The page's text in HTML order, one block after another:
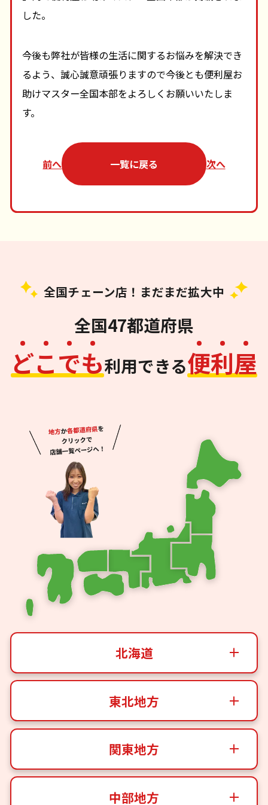
した。
今後も弊社が皆様の生活に関するお悩みを解決でき
るよう、誠心誠意頑張りますので今後とも便利屋お
助けマスター全国本部をよろしくお願いいたしま
す。
前へ 一覧に戻る 次へ
全国チェーン店！まだまだ拡大中
全国47都道府県
どこでも利用できる便利屋
北海道
東北地方
関東地方
中部地方